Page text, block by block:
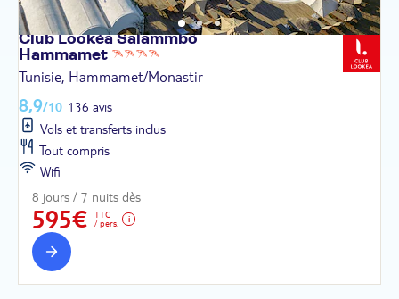
Club Lookéa Salammbô
Hammamet
Tunisie, Hammamet/Monastir
8,9/10 136 avis
Vols et transferts inclus
Tout compris
Wifi
8 jours / 7 nuits dès
595€
TTC
/ pers.